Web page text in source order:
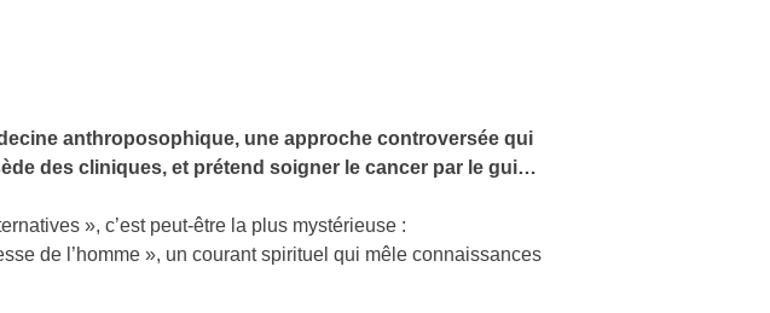
anthroposophique, une approche controversée qui
des cliniques, et prétend soigner le cancer par le gui…
», c’est peut-être la plus mystérieuse :
de l’homme », un courant spirituel qui mêle connaissances